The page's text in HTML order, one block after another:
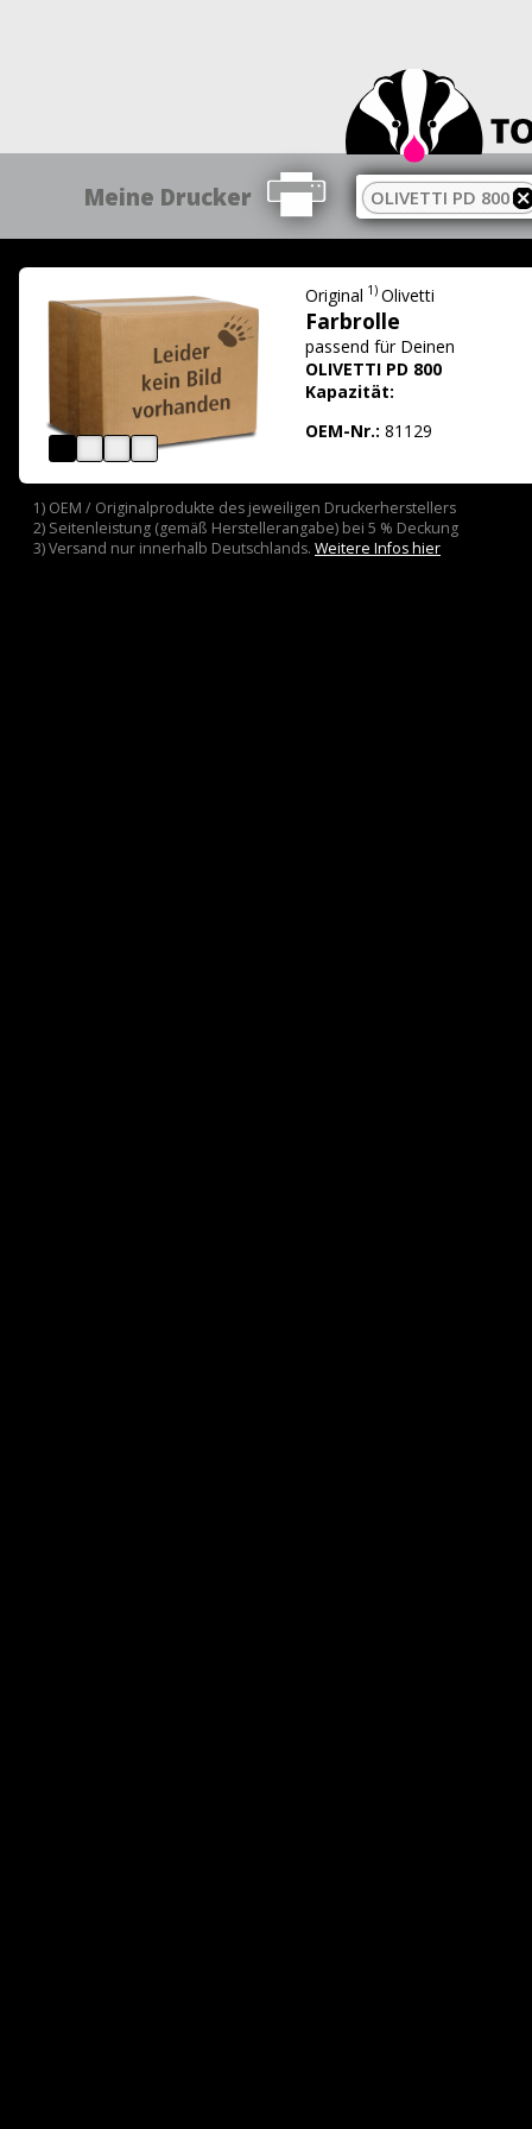
Meine Drucker OLIVETTI PD 800
Original 1) Olivetti
Farbrolle
passend für Deinen
OLIVETTI PD 800
Kapazität:
OEM-Nr.: 81129
1) OEM / Originalprodukte des jeweiligen Druckerherstellers
2) Seitenleistung (gemäß Herstellerangabe) bei 5 % Deckung
3) Versand nur innerhalb Deutschlands. Weitere Infos hier